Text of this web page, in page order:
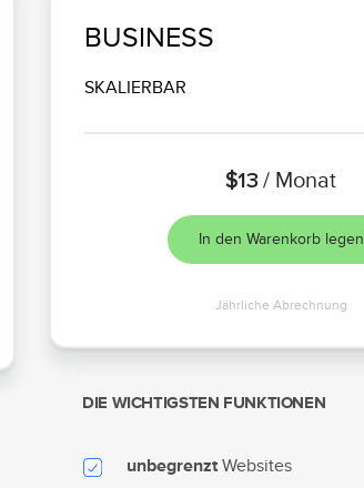
BUSINESS
SKALIERBAR
$13/ Monat
In den Warenkorb legen
Jährliche Abrechnung
DIE WICHTIGSTEN FUNKTIONEN
unbegrenzt Websites